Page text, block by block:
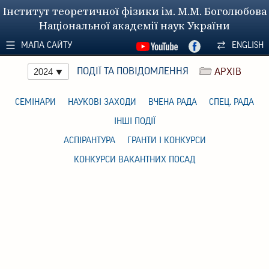
Інститут теоретичної фізики ім. М.М. Боголюбова
Національної академії наук України
МАПА САЙТУ ENGLISH
2024 ПОДІЇ ТА ПОВІДОМЛЕННЯ АРХІВ
СЕМІНАРИ НАУКОВІ ЗАХОДИ ВЧЕНА РАДА СПЕЦ. РАДА
ІНШІ ПОДІЇ
АСПІРАНТУРА ГРАНТИ І КОНКУРСИ
КОНКУРСИ ВАКАНТНИХ ПОСАД